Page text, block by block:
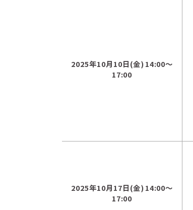
2025年10月10日(金) 14:00～
17:00
2025年10月17日(金) 14:00～
17:00